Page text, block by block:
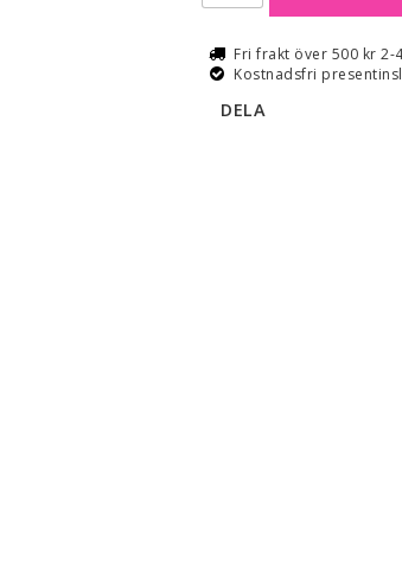
Fri frakt över 500 kr
Kostnadsfri
DELA